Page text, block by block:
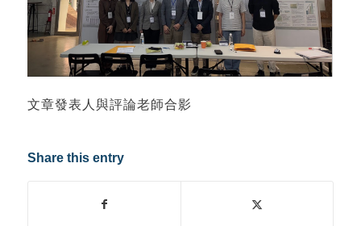
文章發表人與評論老師合影
Share this entry